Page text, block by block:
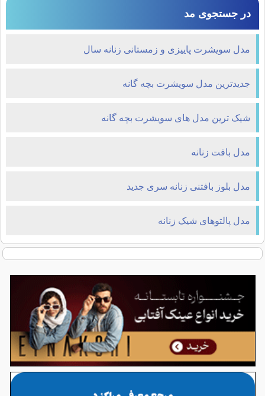
در جستجوی مد
مدل سویشرت پاییزی و زمستانی زنانه سال
جدیدترین مدل سویشرت بچه گانه
شیک ترین مدل های سویشرت بچه گانه
مدل بافت زنانه
مدل بلوز بافتنی زنانه سری جدید
مدل پالتوهای شیک زنانه